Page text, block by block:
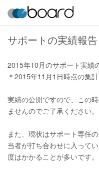
サポートの実績報告
2015年10月のサポート実績
＊2015年11月1日時点の集計
実績の公開ですので、この
ませんのでご了承ください。
また、現状はサポート専任
当者が打ち合わせに入って
度はかかることが多いです。